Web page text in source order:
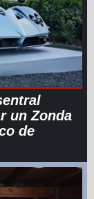
un Zonda
de